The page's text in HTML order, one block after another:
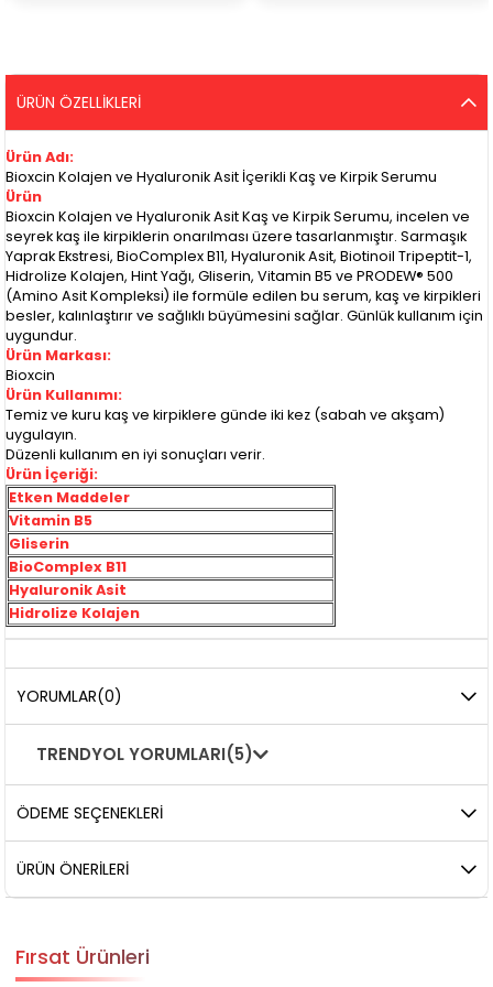
ÜRÜN ÖZELLIKLERI
Ürün Adı:
Bioxcin Kolajen ve Hyaluronik Asit İçerikli Kaş ve Kirpik Serumu
Ürün
Bioxcin Kolajen ve Hyaluronik Asit Kaş ve Kirpik Serumu, incelen ve
seyrek kaş ile kirpiklerin onarılması üzere tasarlanmıştır. Sarmaşık
Yaprak Ekstresi, BioComplex B11, Hyaluronik Asit, Biotinoil Tripeptit-1,
Hidrolize Kolajen, Hint Yağı, Gliserin, Vitamin B5 ve PRODEW® 500
(Amino Asit Kompleksi) ile formüle edilen bu serum, kaş ve kirpikleri
besler, kalınlaştırır ve sağlıklı büyümesini sağlar. Günlük kullanım için
uygundur.
Ürün Markası:
Bioxcin
Ürün Kullanımı:
Temiz ve kuru kaş ve kirpiklere günde iki kez (sabah ve akşam)
uygulayın.
Düzenli kullanım en iyi sonuçları verir.
Ürün İçeriği:
Etken Maddeler
Vitamin B5
Gliserin
BioComplex B11
Hyaluronik Asit
Hidrolize Kolajen
YORUMLAR(0)
TRENDYOL YORUMLARI(5)
ÖDEME SEÇENEKLERI
ÜRÜN ÖNERILERI
Fırsat Ürünleri